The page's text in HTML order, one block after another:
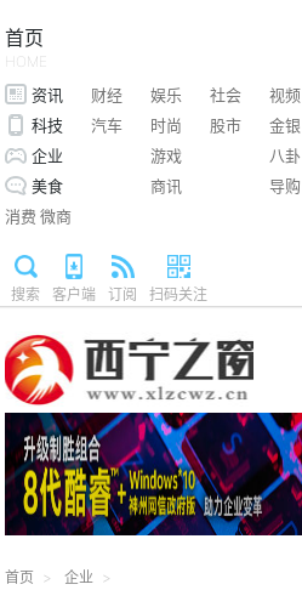
首页
HOME
资讯 财经 娱乐 社会 视频
科技
汽车 时尚 股市 金银
企业
游戏 八卦
美食
商讯 导购
消费 微商
搜索 客户端 订阅 扫码关注
首页 企业